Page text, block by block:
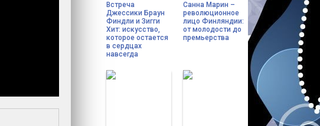
Встреча
Джессики Браун
Финдли и Зигги
Хит: искусство,
которое остается
в сердцах
навсегда
Санна Марин –
революционное
лицо Финляндии:
от молодости до
премьерства